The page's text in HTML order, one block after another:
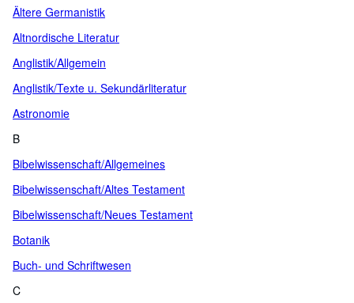
Ältere Germanistik
Altnordische Literatur
Anglistik/Allgemein
Anglistik/Texte u. Sekundärliteratur
Astronomie
B
Bibelwissenschaft/Allgemeines
Bibelwissenschaft/Altes Testament
Bibelwissenschaft/Neues Testament
Botanik
Buch- und Schriftwesen
C